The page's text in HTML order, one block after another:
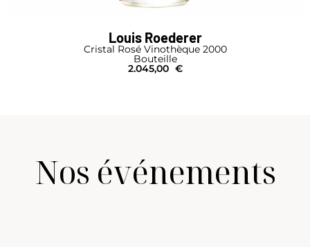
Louis Roederer
Cristal Rosé Vinothèque 2000
Bouteille
2.045,00 €
Nos événements